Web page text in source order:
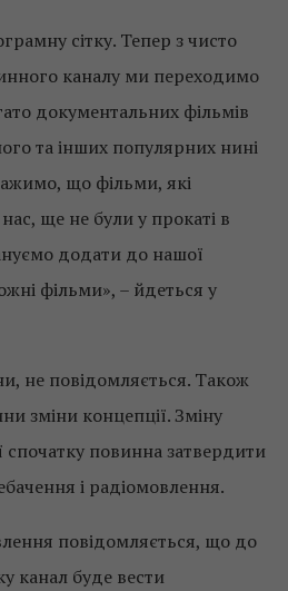
сітку. Тепер з чисто
каналу ми переходимо
документальних фільмів
та інших популярних нині
що фільми, які
ще не були у прокаті в
додати до нашої
фільми», – йдеться у
не повідомляється. Також
зміни концепції. Зміну
спочатку повинна затвердити
і радіомовлення.
повідомляється, що до
канал буде вести